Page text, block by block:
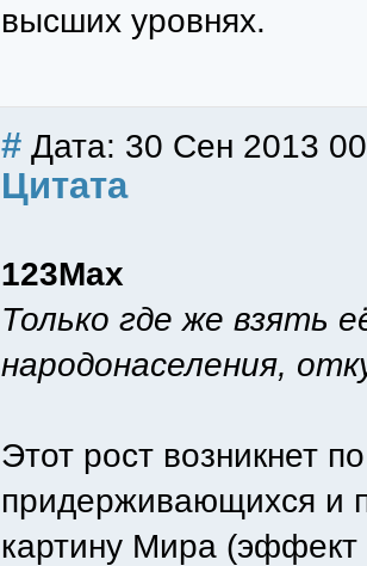
высших уровнях.
# Дата: 30 Сен 2013
Цитата
123Max
Только где же взять
народонаселения,
Этот рост возникнет
придерживающихся и
картину Мира